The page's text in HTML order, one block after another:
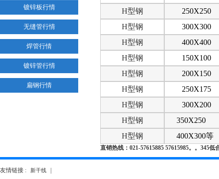
镀锌板行情
无缝管行情
焊管行情
镀锌管行情
扁钢行情
H型钢
250X250
H型钢
300X300
H型钢
400X400
H型钢
150X100
H型钢
200X150
H型钢
250X175
H型钢
300X200
H型钢
350X250
H型钢 400X300等
直销热线：021-57615885 57615985。。345低
友情链接 : 新干线